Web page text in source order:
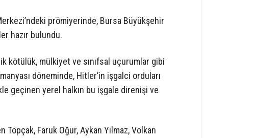
prömiyerinde, Bursa Büyükşehir
hazır bulundu.
kötülük, mülkiyet ve sınıfsal uçurumlar gibi
döneminde, Hitler’in işgalci orduları
geçinen yerel halkın bu işgale direnişi ve
Faruk Oğur, Aykan Yılmaz, Volkan